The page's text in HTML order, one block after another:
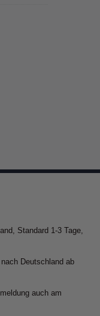
Standard 1-3 Tage,
Deutschland ab
auch am